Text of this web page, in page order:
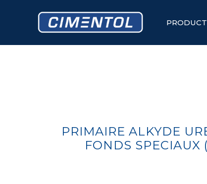
PRIMAIRE ALKYDE
FONDS SPECIAUX